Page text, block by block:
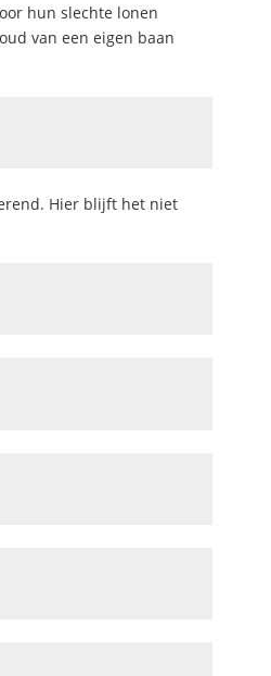
hun slechte lonen
van een eigen baan
Hier blijft het niet